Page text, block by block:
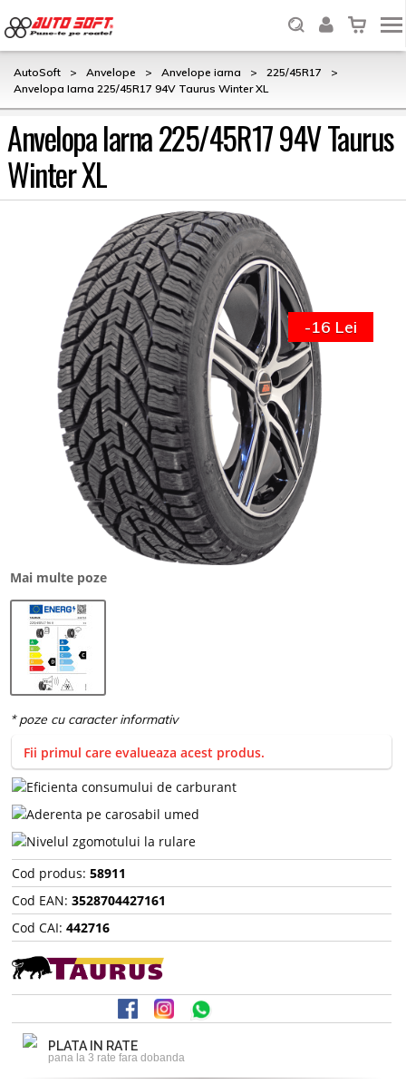
AutoSoft > Anvelope > Anvelope iarna > 225/45R17
>
Anvelopa Iarna 225/45R17 94V Taurus Winter XL
Anvelopa Iarna 225/45R17 94V Taurus
Winter XL
Mai multe poze
-16 Lei
Fii primul care evalueaza acest produs.
Cod produs: 58911
Cod EAN: 3528704427161
Cod CAI: 442716
PLATA IN RATE
pana la 3 rate fara dobanda